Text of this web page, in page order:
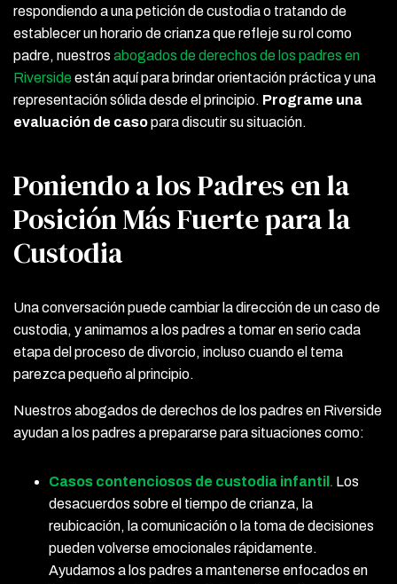
respondiendo a una petición de custodia o tratando de
establecer un horario de crianza que refleje su rol como
padre, nuestros abogados de derechos de los padres en
Riverside están aquí para brindar orientación práctica y una
representación sólida desde el principio. Programe una
evaluación de casopara discutir su situación.
Poniendo a los Padres en la
Posición Más Fuerte para la
Custodia
Una conversación puede cambiar la dirección de un caso de
custodia, y animamos a los padres a tomar en serio cada
etapa del proceso de divorcio, incluso cuando el tema
parezca pequeño al principio.
Nuestros abogados de derechos de los padres en Riverside
ayudan a los padres a prepararse para situaciones como:
Casos contenciosos de custodia infantil . Los
desacuerdos sobre el tiempo de crianza, la
reubicación, la comunicación o la toma de decisiones
pueden volverse emocionales rápidamente.
Ayudamos a los padres a mantenerse enfocados en